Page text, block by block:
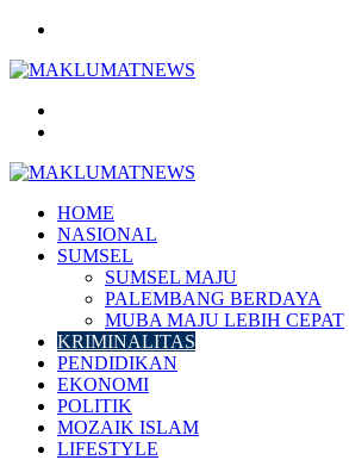
HOME
NASIONAL
SUMSEL
SUMSEL MAJU
PALEMBANG BERDAYA
MUBA MAJU LEBIH CEPAT
KRIMINALITAS
PENDIDIKAN
EKONOMI
POLITIK
MOZAIK ISLAM
LIFESTYLE